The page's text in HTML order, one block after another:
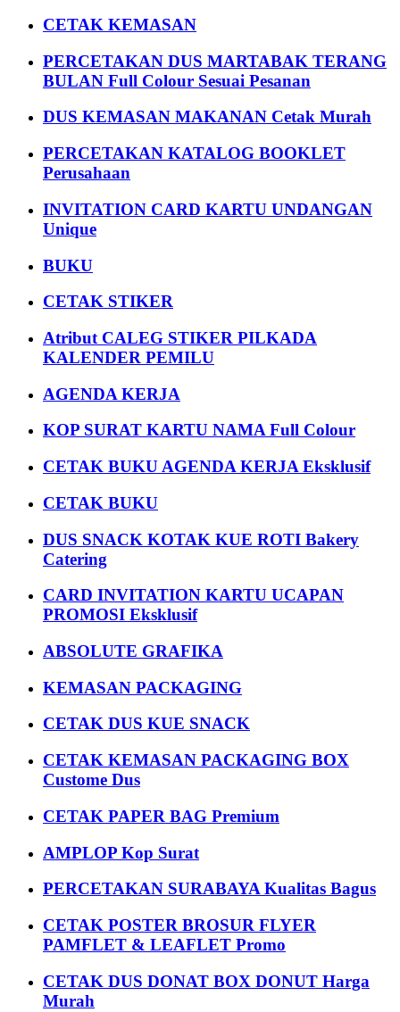
CETAK KEMASAN
PERCETAKAN DUS MARTABAK TERANG
BULAN Full Colour Sesuai Pesanan
DUS KEMASAN MAKANAN Cetak Murah
PERCETAKAN KATALOG BOOKLET
Perusahaan
INVITATION CARD KARTU UNDANGAN
Unique
BUKU
CETAK STIKER
Atribut CALEG STIKER PILKADA
KALENDER PEMILU
AGENDA KERJA
KOP SURAT KARTU NAMA Full Colour
CETAK BUKU AGENDA KERJA Eksklusif
CETAK BUKU
DUS SNACK KOTAK KUE ROTI Bakery
Catering
CARD INVITATION KARTU UCAPAN
PROMOSI Eksklusif
ABSOLUTE GRAFIKA
KEMASAN PACKAGING
CETAK DUS KUE SNACK
CETAK KEMASAN PACKAGING BOX
Custome Dus
CETAK PAPER BAG Premium
AMPLOP Kop Surat
PERCETAKAN SURABAYA Kualitas Bagus
CETAK POSTER BROSUR FLYER
PAMFLET & LEAFLET Promo
CETAK DUS DONAT BOX DONUT Harga
Murah